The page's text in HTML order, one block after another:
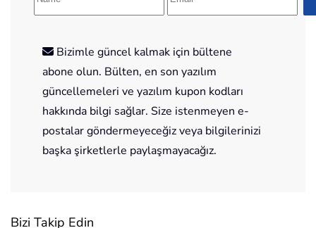
Bizimle güncel kalmak için bültene
abone olun. Bülten, en son yazılım
güncellemeleri ve yazılım kupon kodları
hakkında bilgi sağlar. Size istenmeyen e-
postalar göndermeyeceğiz veya bilgilerinizi
başka şirketlerle paylaşmayacağız.
Bizi Takip Edin